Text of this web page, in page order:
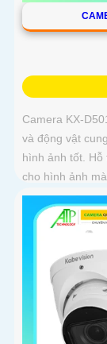
Camera KX-
và động vật
hình ảnh tốt. Hỗ
cho hình ảnh